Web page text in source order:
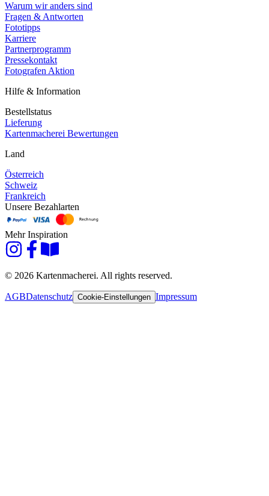
Warum wir anders sind
Fragen & Antworten
Fototipps
Karriere
Partnerprogramm
Pressekontakt
Fotografen Aktion
Hilfe & Information
Bestellstatus
Lieferung
Kartenmacherei Bewertungen
Land
Österreich
Schweiz
Frankreich
Unsere Bezahlarten
Mehr Inspiration
© 2026 Kartenmacherei. All rights reserved.
AGBDatenschutz Cookie-Einstellungen Impressum